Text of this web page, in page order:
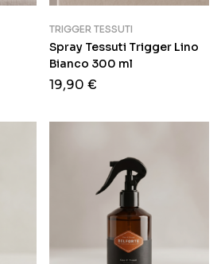
TRIGGER TESSUTI
Spray Tessuti Trigger Lino
Bianco 300 ml
19,90 €